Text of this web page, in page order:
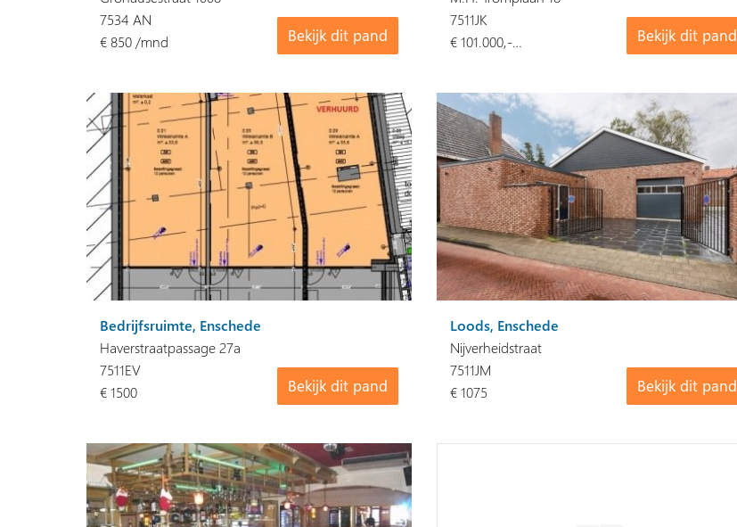
Bekijk dit pand
7534 AN
€ 850 /mnd
Bekijk dit pand
7511JK
€ 101.000,-…
Bedrijfsruimte, Enschede
Haverstraatpassage 27a
Bekijk dit pand
7511EV
€ 1500
Loods, Enschede
Nijverheidstraat
Bekijk dit pand
7511JM
€ 1075